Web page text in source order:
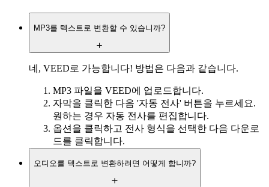
MP3를 텍스트로 변환할 수 있습니까?
네, VEED로 가능합니다! 방법은 다음과 같습니다.
MP3 파일을 VEED에 업로드합니다.
자막을 클릭한 다음 '자동 전사' 버튼을 누르세요.
원하는 경우 자동 전사를 편집합니다.
옵션을 클릭하고 전사 형식을 선택한 다음 다운로
드를 클릭합니다.
오디오를 텍스트로 변환하려면 어떻게 합니까?